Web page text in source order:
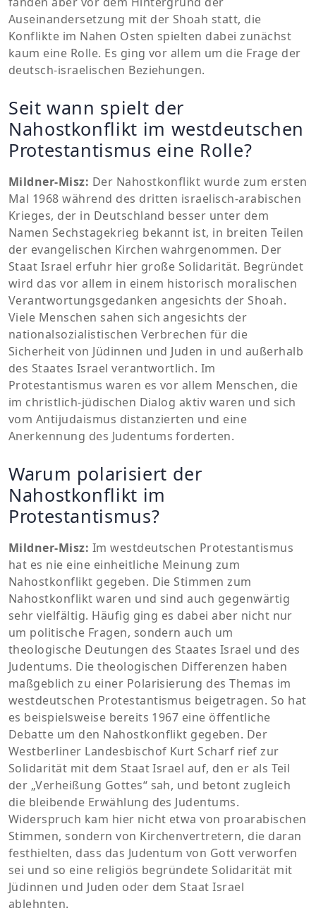
Auseinandersetzung mit der Shoah statt, die
Konflikte im Nahen Osten spielten dabei zunächst
kaum eine Rolle. Es ging vor allem um die Frage der
deutsch-israelischen Beziehungen.
Seit wann spielt der
Nahostkonflikt im westdeutschen
Protestantismus eine Rolle?
Mildner-Misz: Der Nahostkonflikt wurde zum ersten
Mal 1968 während des dritten israelisch-arabischen
Krieges, der in Deutschland besser unter dem
Namen Sechstagekrieg bekannt ist, in breiten Teilen
der evangelischen Kirchen wahrgenommen. Der
Staat Israel erfuhr hier große Solidarität. Begründet
wird das vor allem in einem historisch moralischen
Verantwortungsgedanken angesichts der Shoah.
Viele Menschen sahen sich angesichts der
nationalsozialistischen Verbrechen für die
Sicherheit von Jüdinnen und Juden in und außerhalb
des Staates Israel verantwortlich. Im
Protestantismus waren es vor allem Menschen, die
im christlich-jüdischen Dialog aktiv waren und sich
vom Antijudaismus distanzierten und eine
Anerkennung des Judentums forderten.
Warum polarisiert der
Nahostkonflikt im
Protestantismus?
Mildner-Misz: Im westdeutschen Protestantismus
hat es nie eine einheitliche Meinung zum
Nahostkonflikt gegeben. Die Stimmen zum
Nahostkonflikt waren und sind auch gegenwärtig
sehr vielfältig. Häufig ging es dabei aber nicht nur
um politische Fragen, sondern auch um
theologische Deutungen des Staates Israel und des
Judentums. Die theologischen Differenzen haben
maßgeblich zu einer Polarisierung des Themas im
westdeutschen Protestantismus beigetragen. So hat
es beispielsweise bereits 1967 eine öffentliche
Debatte um den Nahostkonflikt gegeben. Der
Westberliner Landesbischof Kurt Scharf rief zur
Solidarität mit dem Staat Israel auf, den er als Teil
der „Verheißung Gottes“ sah, und betont zugleich
die bleibende Erwählung des Judentums.
Widerspruch kam hier nicht etwa von proarabischen
Stimmen, sondern von Kirchenvertretern, die daran
festhielten, dass das Judentum von Gott verworfen
sei und so eine religiös begründete Solidarität mit
Jüdinnen und Juden oder dem Staat Israel
ablehnten.